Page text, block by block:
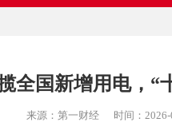
全国新增用电，“
来源： 第一财经 时间：